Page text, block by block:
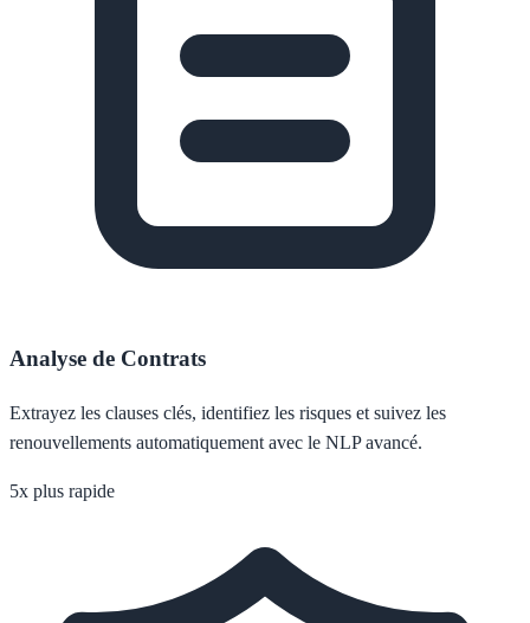
Analyse de Contrats
Extrayez les clauses clés, identifiez les risques et suivez les
renouvellements automatiquement avec le NLP avancé.
5x plus rapide